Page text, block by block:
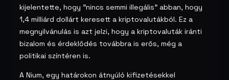
kijelentette, hogy "nincs semmi illegális" abban, hogy
1,4 milliárd dollárt keresett a kriptovalutákból. Ez a
megnyilvánulás is azt jelzi, hogy a kriptovaluták iránti
bizalom és érdeklődés továbbra is erős, még a
politikai színtéren is.
A Nium, egy határokon átnyúló kifizetésekkel